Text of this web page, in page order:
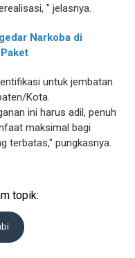
" jelasnya.
Narkoba di
untuk jembatan
Kota.
ini harus adil, penuh
maksimal bagi
terbatas," pungkasnya.
topik: